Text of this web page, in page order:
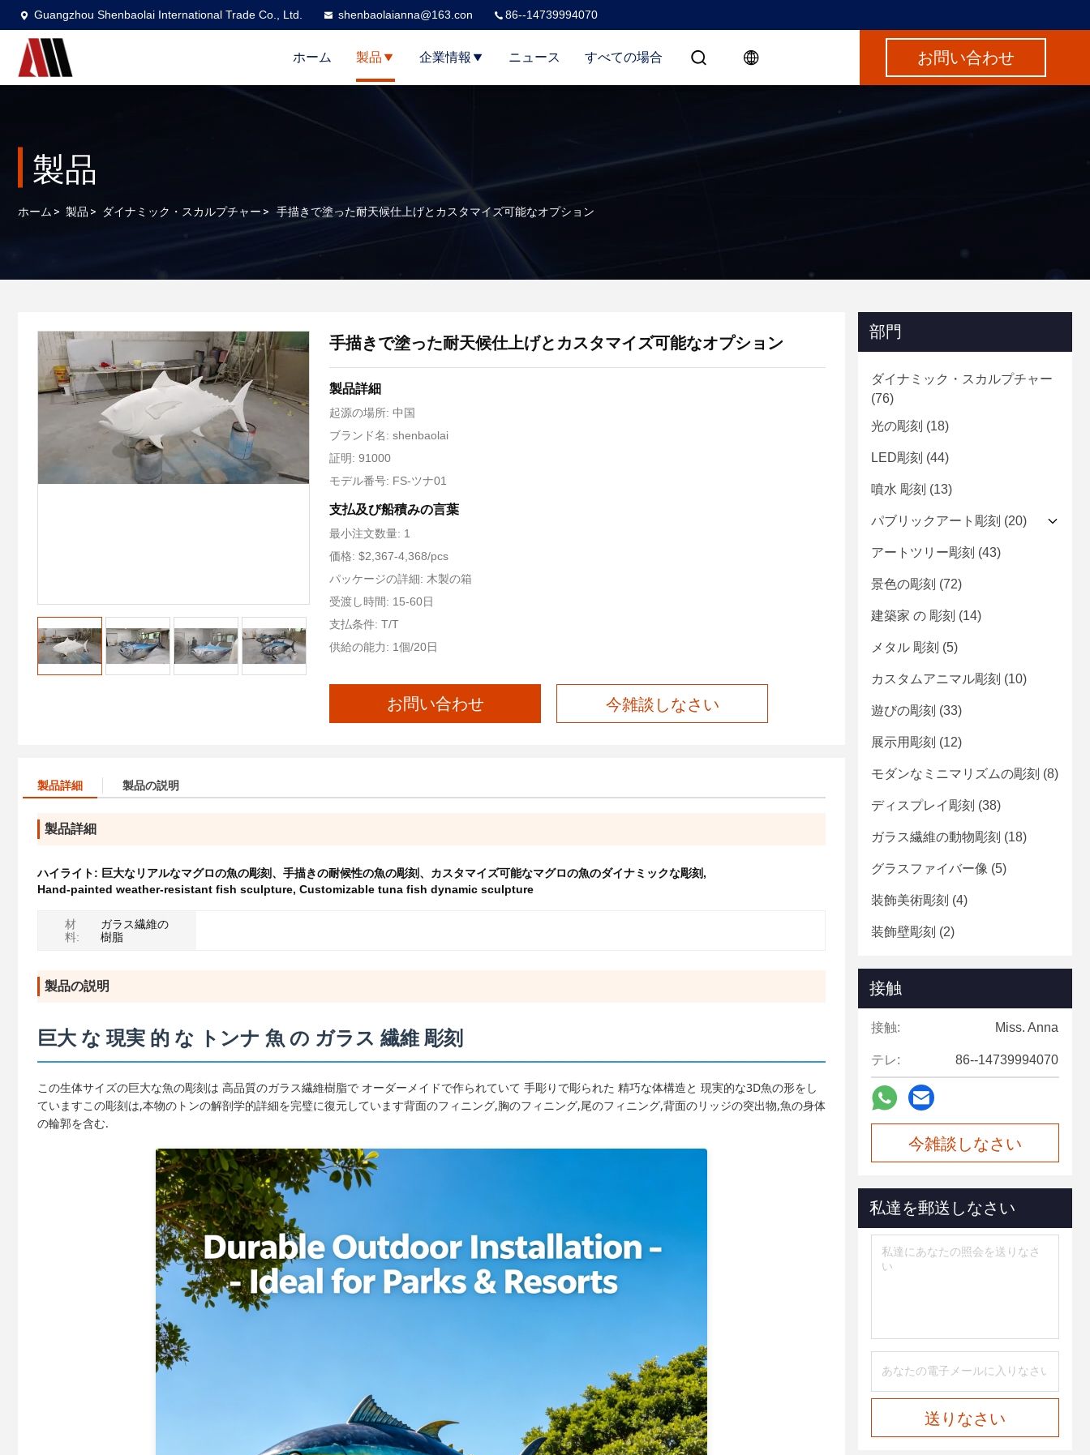
Guangzhou Shenbaolai International Trade Co., Ltd. shenbaolaianna@163.con 86--14739994070
ホーム 製品 企業情報 ニュース すべての場合 お問い合わせ
製品
ホーム > 製品 > ダイナミック・スカルプチャー > 手描きで塗った耐天候仕上げとカスタマイズ可能なオプション
手描きで塗った耐天候仕上げとカスタマイズ可能なオプション
製品詳細
起源の場所: 中国
ブランド名: shenbaolai
証明: 91000
モデル番号: FS-ツナ01
支払及び船積みの言葉
最小注文数量: 1
価格: $2,367-4,368/pcs
パッケージの詳細: 木製の箱
受渡し時間: 15-60日
支払条件: T/T
供給の能力: 1個/20日
お問い合わせ 今雑談しなさい
製品詳細 製品の説明
製品詳細
ハイライト: 巨大なリアルなマグロの魚の彫刻、手描きの耐候性の魚の彫刻、カスタマイズ可能なマグロの魚のダイナミックな彫刻,
Hand-painted weather-resistant fish sculpture, Customizable tuna fish dynamic sculpture
材
料:
ガラス繊維の
樹脂
製品の説明
巨大 な 現実 的 な トンナ 魚 の ガラス 繊維 彫刻
この生体サイズの巨大な魚の彫刻は 高品質のガラス繊維樹脂で オーダーメイドで作られていて 手彫りで彫られた 精巧な体構造と 現実的な3D魚の形をし
ていますこの彫刻は,本物のトンの解剖学的詳細を完璧に復元しています背面のフィニング,胸のフィニング,尾のフィニング,背面のリッジの突出物,魚の身体
の輪郭を含む.
部門
ダイナミック・スカルプチャー
(76)
光の彫刻 (18)
LED彫刻 (44)
噴水 彫刻 (13)
パブリックアート彫刻 (20)
アートツリー彫刻 (43)
景色の彫刻 (72)
建築家 の 彫刻 (14)
メタル 彫刻 (5)
カスタムアニマル彫刻 (10)
遊びの彫刻 (33)
展示用彫刻 (12)
モダンなミニマリズムの彫刻 (8)
ディスプレイ彫刻 (38)
ガラス繊維の動物彫刻 (18)
グラスファイバー像 (5)
装飾美術彫刻 (4)
装飾壁彫刻 (2)
接触
接触: Miss. Anna
テレ: 86--14739994070
今雑談しなさい
私達を郵送しなさい
送りなさい